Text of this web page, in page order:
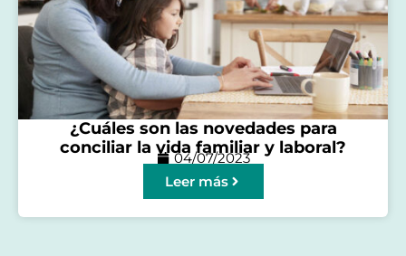
¿Cuáles son las novedades para
conciliar la vida familiar y laboral?
04/07/2023
Leer más